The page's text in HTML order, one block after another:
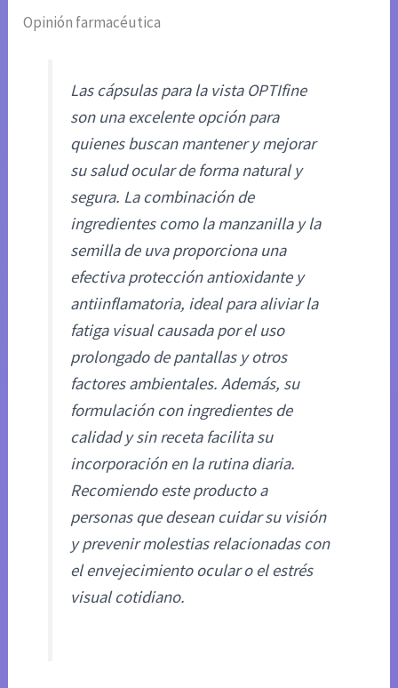
Opinión farmacéutica
Las cápsulas para la vista OPTIfine
son una excelente opción para
quienes buscan mantener y mejorar
su salud ocular de forma natural y
segura. La combinación de
ingredientes como la manzanilla y la
semilla de uva proporciona una
efectiva protección antioxidante y
antiinflamatoria, ideal para aliviar la
fatiga visual causada por el uso
prolongado de pantallas y otros
factores ambientales. Además, su
formulación con ingredientes de
calidad y sin receta facilita su
incorporación en la rutina diaria.
Recomiendo este producto a
personas que desean cuidar su visión
y prevenir molestias relacionadas con
el envejecimiento ocular o el estrés
visual cotidiano.